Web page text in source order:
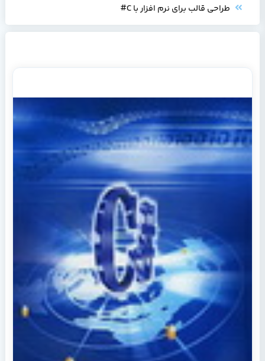
طراحی قالب برای نرم افزار با C#